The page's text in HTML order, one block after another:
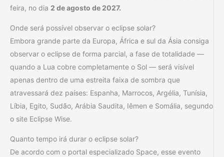
feira, no dia 2 de agosto de 2027.
Onde será possível observar o eclipse solar?
Embora grande parte da Europa, África e sul da Ásia consiga
observar o eclipse de forma parcial, a fase de totalidade —
quando a Lua cobre completamente o Sol — será visível
apenas dentro de uma estreita faixa de sombra que
atravessará dez países: Espanha, Marrocos, Argélia, Tunísia,
Líbia, Egito, Sudão, Arábia Saudita, Iêmen e Somália, segundo
o site Eclipse Wise.
Quanto tempo irá durar o eclipse solar?
De acordo com o portal especializado Space, esse evento